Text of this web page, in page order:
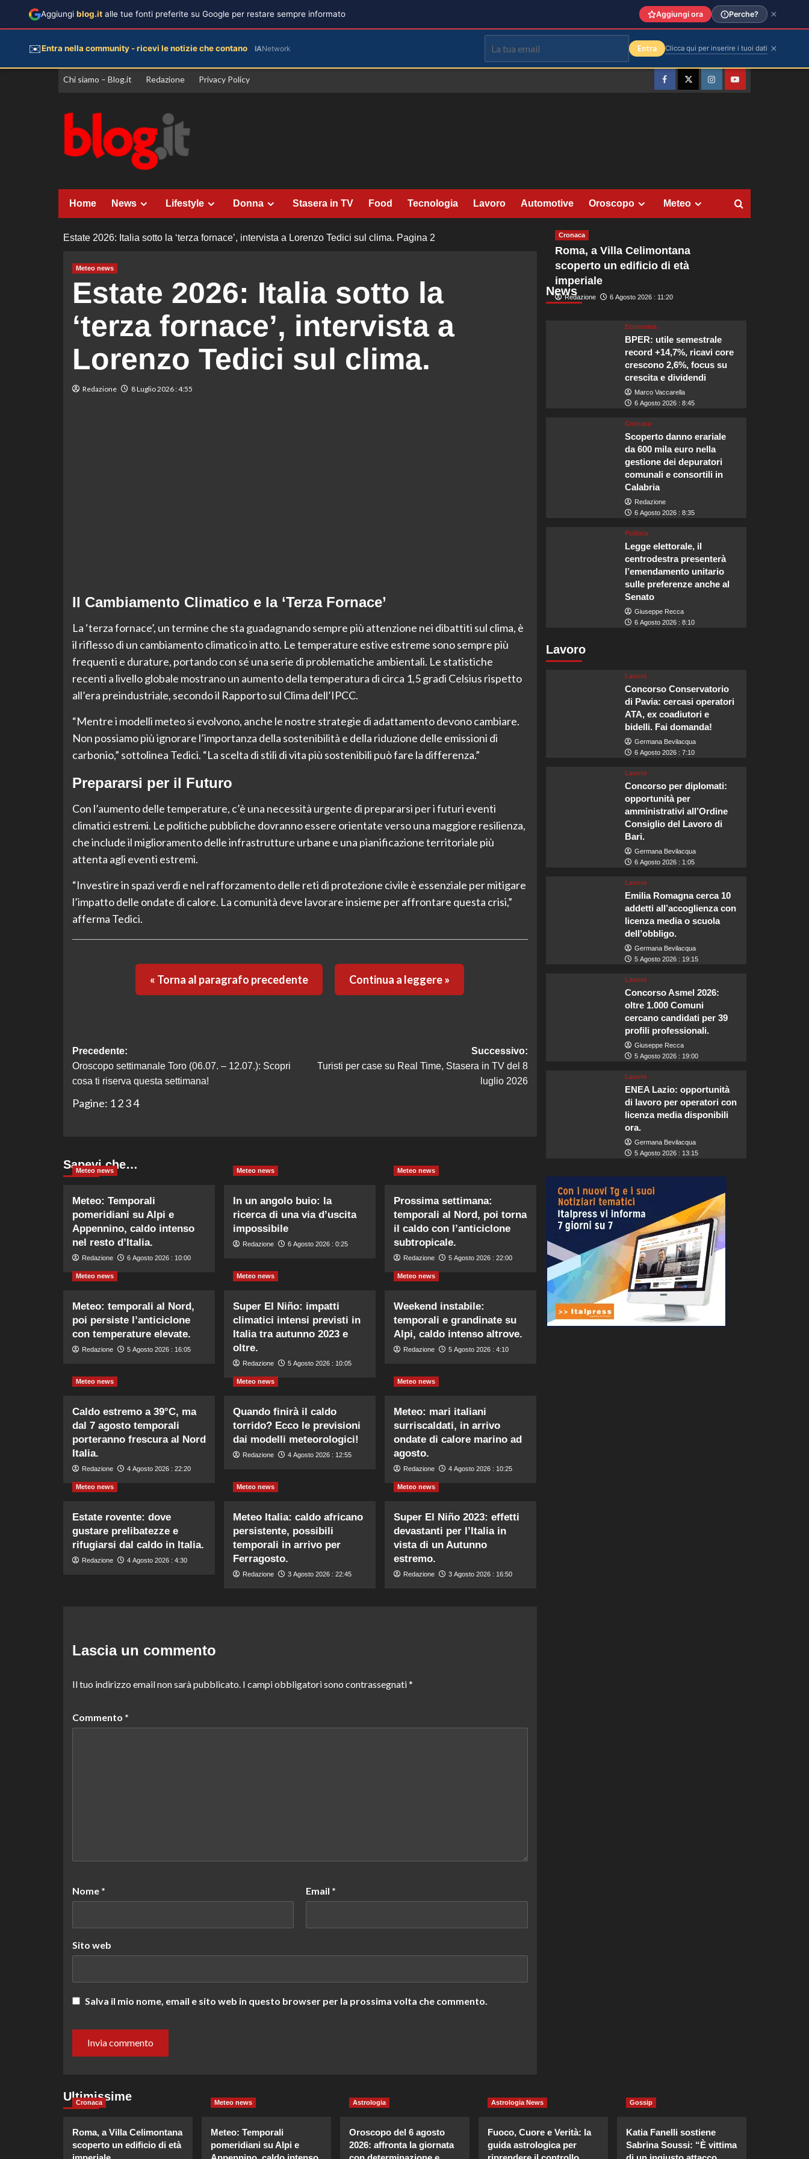
Vai
Chi siamo – Blog.it Redazione Privacy Policy
FacebookTwitterInstagramYouTube
Home News Lifestyle Donna Stasera in TV Food Tecnologia Lavoro Automotive Oroscopo Meteo
Estate 2026: Italia sotto la ‘terza fornace’, intervista a Lorenzo Tedici sul clima. Pagina 2
Meteo news
Estate 2026: Italia sotto la
‘terza fornace’, intervista a
Lorenzo Tedici sul clima.
Redazione 8 Luglio 2026 : 4:55
Il Cambiamento Climatico e la ‘Terza Fornace’
La ‘terza fornace’, un termine che sta guadagnando sempre più attenzione nei dibattiti sul clima, è
il riflesso di un cambiamento climatico in atto. Le temperature estive estreme sono sempre più
frequenti e durature, portando con sé una serie di problematiche ambientali. Le statistiche
recenti a livello globale mostrano un aumento della temperatura di circa 1,5 gradi Celsius rispetto
all’era preindustriale, secondo il Rapporto sul Clima dell’IPCC.
“Mentre i modelli meteo si evolvono, anche le nostre strategie di adattamento devono cambiare.
Non possiamo più ignorare l’importanza della sostenibilità e della riduzione delle emissioni di
carbonio,” sottolinea Tedici. “La scelta di stili di vita più sostenibili può fare la differenza.”
Prepararsi per il Futuro
Con l’aumento delle temperature, c’è una necessità urgente di prepararsi per i futuri eventi
climatici estremi. Le politiche pubbliche dovranno essere orientate verso una maggiore resilienza,
che include il miglioramento delle infrastrutture urbane e una pianificazione territoriale più
attenta agli eventi estremi.
“Investire in spazi verdi e nel rafforzamento delle reti di protezione civile è essenziale per mitigare
l’impatto delle ondate di calore. La comunità deve lavorare insieme per affrontare questa crisi,”
afferma Tedici.
« Torna al paragrafo precedente Continua a leggere »
Navigazione
articolo
Precedente:
Oroscopo settimanale Toro (06.07. – 12.07.): Scopri
cosa ti riserva questa settimana!
Successivo:
Turisti per case su Real Time, Stasera in TV del 8
luglio 2026
Pagine: 1 2 34
Sapevi che…
Meteo news
Meteo: Temporali
pomeridiani su Alpi e
Appennino, caldo intenso
nel resto d’Italia.
Redazione 6 Agosto 2026 : 10:00
Meteo news
In un angolo buio: la
ricerca di una via d’uscita
impossibile
Redazione 6 Agosto 2026 : 0:25
Meteo news
Prossima settimana:
temporali al Nord, poi torna
il caldo con l’anticiclone
subtropicale.
Redazione 5 Agosto 2026 : 22:00
Meteo news
Meteo: temporali al Nord,
poi persiste l’anticiclone
con temperature elevate.
Redazione 5 Agosto 2026 : 16:05
Meteo news
Super El Niño: impatti
climatici intensi previsti in
Italia tra autunno 2023 e
oltre.
Redazione 5 Agosto 2026 : 10:05
Meteo news
Weekend instabile:
temporali e grandinate su
Alpi, caldo intenso altrove.
Redazione 5 Agosto 2026 : 4:10
Meteo news
Caldo estremo a 39°C, ma
dal 7 agosto temporali
porteranno frescura al Nord
Italia.
Redazione 4 Agosto 2026 : 22:20
Meteo news
Quando finirà il caldo
torrido? Ecco le previsioni
dai modelli meteorologici!
Redazione 4 Agosto 2026 : 12:55
Meteo news
Meteo: mari italiani
surriscaldati, in arrivo
ondate di calore marino ad
agosto.
Redazione 4 Agosto 2026 : 10:25
Meteo news
Estate rovente: dove
gustare prelibatezze e
rifugiarsi dal caldo in Italia.
Redazione 4 Agosto 2026 : 4:30
Meteo news
Meteo Italia: caldo africano
persistente, possibili
temporali in arrivo per
Ferragosto.
Redazione 3 Agosto 2026 : 22:45
Meteo news
Super El Niño 2023: effetti
devastanti per l’Italia in
vista di un Autunno
estremo.
Redazione 3 Agosto 2026 : 16:50
Lascia un commento
Il tuo indirizzo email non sarà pubblicato. I campi obbligatori sono contrassegnati*
Commento *
Nome * Email *
Sito web
Salva il mio nome, email e sito web in questo browser per la prossima volta che commento.
News
Cronaca
Roma, a Villa Celimontana
scoperto un edificio di età
imperiale
Redazione 6 Agosto 2026 : 11:20
Economia
BPER: utile semestrale
record +14,7%, ricavi core
crescono 2,6%, focus su
crescita e dividendi
Marco Vaccarella
6 Agosto 2026 : 8:45
Cronaca
Scoperto danno erariale
da 600 mila euro nella
gestione dei depuratori
comunali e consortili in
Calabria
Redazione
6 Agosto 2026 : 8:35
Politica
Legge elettorale, il
centrodestra presenterà
l’emendamento unitario
sulle preferenze anche al
Senato
Giuseppe Recca
6 Agosto 2026 : 8:10
Lavoro
Lavoro
Concorso Conservatorio
di Pavia: cercasi operatori
ATA, ex coadiutori e
bidelli. Fai domanda!
Germana Bevilacqua
6 Agosto 2026 : 7:10
Lavoro
Concorso per diplomati:
opportunità per
amministrativi all’Ordine
Consiglio del Lavoro di
Bari.
Germana Bevilacqua
6 Agosto 2026 : 1:05
Lavoro
Emilia Romagna cerca 10
addetti all’accoglienza con
licenza media o scuola
dell’obbligo.
Germana Bevilacqua
5 Agosto 2026 : 19:15
Lavoro
Concorso Asmel 2026:
oltre 1.000 Comuni
cercano candidati per 39
profili professionali.
Giuseppe Recca
5 Agosto 2026 : 19:00
Lavoro
ENEA Lazio: opportunità
di lavoro per operatori con
licenza media disponibili
ora.
Germana Bevilacqua
5 Agosto 2026 : 13:15
Ultimissime
Cronaca
Roma, a Villa Celimontana
scoperto un edificio di età
Meteo news
Meteo: Temporali
pomeridiani su Alpi e
Astrologia
Oroscopo del 6 agosto
2026: affronta la giornata
Astrologia News
Fuoco, Cuore e Verità: la
guida astrologica per
Gossip
Katia Fanelli sostiene
Sabrina Soussi: “È vittima
Aggiungi blog.it alle tue fonti preferite su Google per restare sempre informato Aggiungi ora Perche?
✉️Entra nella community - ricevi le notizie che contano IANetwork Entra Clicca qui per inserire i tuoi dati